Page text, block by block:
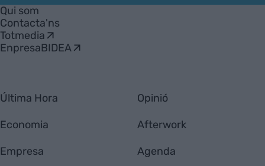
Empresa
Qui som
Contacta'ns
Totmedia
EnpresaBIDEA
Última Hora
Economia
Empresa
Opinió
Afterwork
Agenda